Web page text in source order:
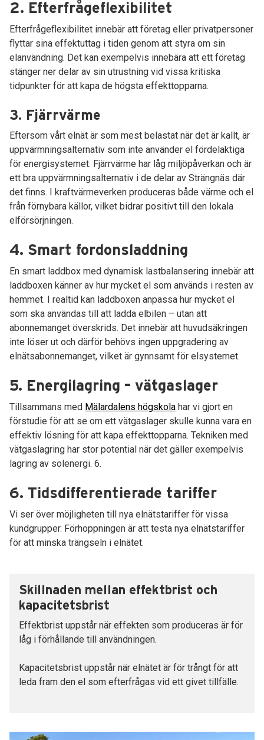
2. Efterfrågeflexibilitet
Efterfrågeflexibilitet innebär att företag eller privatpersoner
flyttar sina effektuttag i tiden genom att styra om sin
elanvändning. Det kan exempelvis innebära att ett företag
stänger ner delar av sin utrustning vid vissa kritiska
tidpunkter för att kapa de högsta effekttopparna.
3. Fjärrvärme
Eftersom vårt elnät är som mest belastat när det är kallt, är
uppvärmningsalternativ som inte använder el fördelaktiga
för energisystemet. Fjärrvärme har låg miljöpåverkan och är
ett bra uppvärmningsalternativ i de delar av Strängnäs där
det finns. I kraftvärmeverken produceras både värme och el
från förnybara källor, vilket bidrar positivt till den lokala
elförsörjningen.
4. Smart fordonsladdning
En smart laddbox med dynamisk lastbalansering innebär att
laddboxen känner av hur mycket el som används i resten av
hemmet. I realtid kan laddboxen anpassa hur mycket el
som ska användas till att ladda elbilen – utan att
abonnemanget överskrids. Det innebär att huvudsäkringen
inte löser ut och därför behövs ingen uppgradering av
elnätsabonnemanget, vilket är gynnsamt för elsystemet.
5. Energilagring – vätgaslager
Tillsammans med Mälardalens högskola har vi gjort en
förstudie för att se om ett vätgaslager skulle kunna vara en
effektiv lösning för att kapa effekttopparna. Tekniken med
vätgaslagring har stor potential när det gäller exempelvis
lagring av solenergi. 6.
6. Tidsdifferentierade tariffer
Vi ser över möjligheten till nya elnätstariffer för vissa
kundgrupper. Förhoppningen är att testa nya elnätstariffer
för att minska trängseln i elnätet.
Skillnaden mellan effektbrist och
kapacitetsbrist
Effektbrist uppstår när effekten som produceras är för
låg i förhållande till användningen.
Kapacitetsbrist uppstår när elnätet är för trångt för att
leda fram den el som efterfrågas vid ett givet tillfälle.